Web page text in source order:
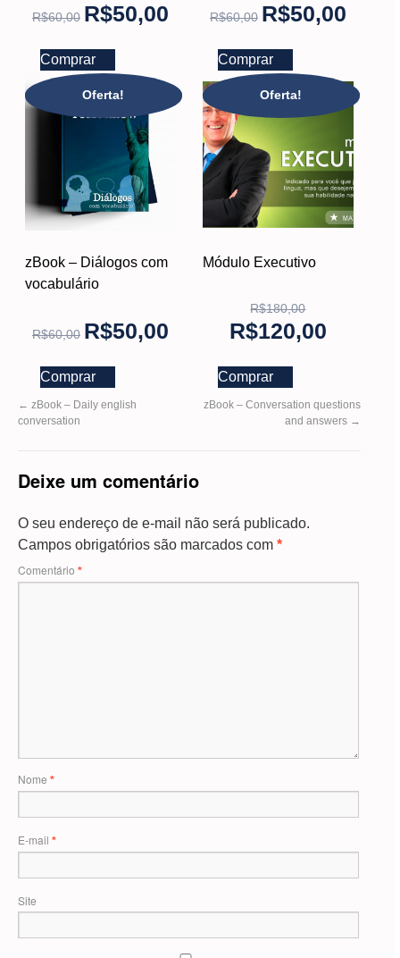
R$60,00 R$50,00
Comprar
R$60,00 R$50,00
Comprar
Oferta!
zBook – Diálogos com
vocabulário
R$60,00 R$50,00
Comprar
Oferta!
Módulo Executivo
R$180,00
R$120,00
Comprar
← zBook – Daily english
conversation
zBook – Conversation questions
and answers →
Deixe um comentário
O seu endereço de e-mail não será publicado.
Campos obrigatórios são marcados com *
Comentário *
Nome *
E-mail *
Site